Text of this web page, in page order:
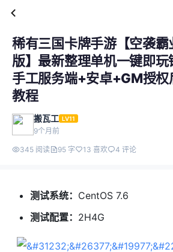
稀有三国卡牌手游【空袭霸
版】最新整理单机一键即
手工服务端+安卓+GM授
教程
搬瓦工 LV11
9个月前
345 阅读 95 字 13 喜欢 4 评论
测试系统： CentOS 7.6
测试配置： 2H4G